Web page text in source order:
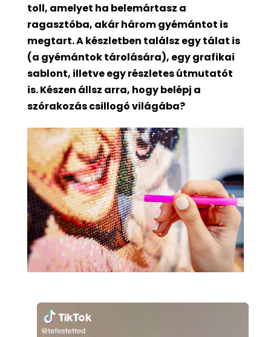
toll, amelyet ha belemártasz a
ragasztóba, akár három gyémántot is
megtart. A készletben találsz egy tálat is
(a gyémántok tárolására), egy grafikai
sablont, illetve egy részletes útmutatót
is. Készen állsz arra, hogy belépj a
szórakozás csillogó világába?